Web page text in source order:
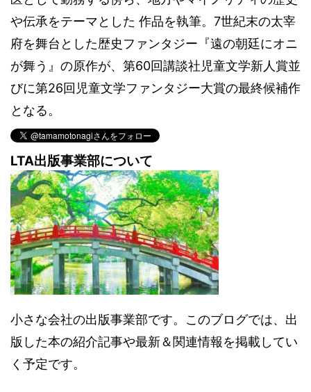
や伝承をテーマとした 作品を執筆。7世紀末の太宰
府を舞台とした歴史ファンタジー『遠の朝廷にオニ
が舞う』の原作が、第60回講談社児童文学新人賞並
びに第26回児童文学ファンタジー大賞の最終候補作
となる。
LTA出版事業部について
小さな会社の出版事業部です。このブログでは、出
版した本の紹介記事や最新＆関連情報を掲載してい
く予定です。